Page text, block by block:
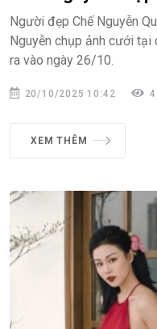
Người đẹp Chế Nguyễn
Nguyễn chụp ảnh cưới tại
ra vào ngày 26/10.
20/10/2025 10:42
XEM THÊM